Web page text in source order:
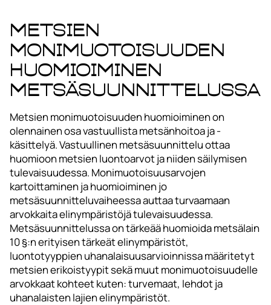
Metsien
monimuotoisuuden
huomioiminen
metsäsuunnittelussa
Metsien monimuotoisuuden huomioiminen on
olennainen osa vastuullista metsänhoitoa ja -
käsittelyä. Vastuullinen metsäsuunnittelu ottaa
huomioon metsien luontoarvot ja niiden säilymisen
tulevaisuudessa. Monimuotoisuusarvojen
kartoittaminen ja huomioiminen jo
metsäsuunnitteluvaiheessa auttaa turvaamaan
arvokkaita elinympäristöjä tulevaisuudessa.
Metsäsuunnittelussa on tärkeää huomioida metsälain
10 §:n erityisen tärkeät elinympäristöt,
luontotyyppien uhanalaisuusarvioinnissa määritetyt
metsien erikoistyypit sekä muut monimuotoisuudelle
arvokkaat kohteet kuten: turvemaat, lehdot ja
uhanalaisten lajien elinympäristöt.